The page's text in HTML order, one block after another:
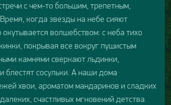
с чем-то большим, трепетным,
когда звезды на небе сияют
волшебством: с неба тихо
покрывая все вокруг пушистым
камнями сверкают льдинки,
блестят сосульки. А наши дома
хвои, ароматом мандаринов и сладких
счастливых мгновений детства.